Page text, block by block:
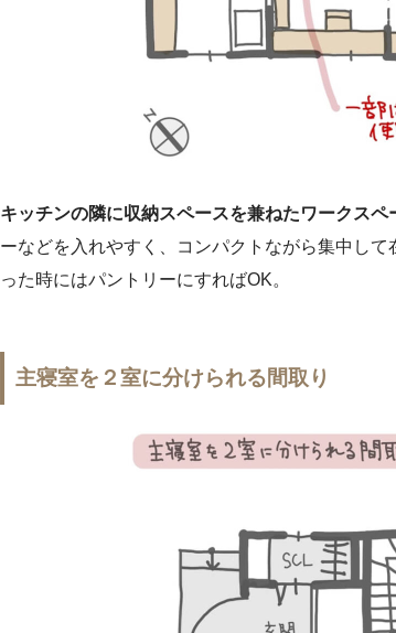
キッチンの隣に収納スペースを兼ねたワークスペ
ーなどを入れやすく、コンパクトながら集中し
った時にはパントリーにすればOK。
主寝室を２室に分けられる間取り